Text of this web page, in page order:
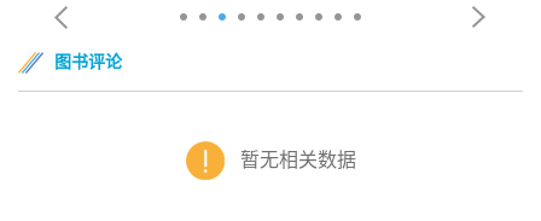
图书评论
暂无相关数据